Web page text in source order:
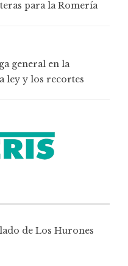
para la Romería
general en la
ley y los recortes
de Los Hurones